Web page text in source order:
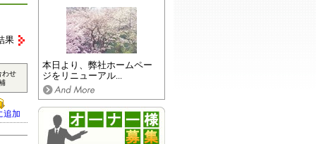
本日より、弊社ホームペー
ジをリニューアル...
果
わせ
追加